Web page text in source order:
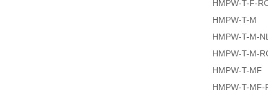
HMPW-T-F-
HMPW-T-M
HMPW-T-M-
HMPW-T-M-
HMPW-T-MF
HMPW-T-MF-